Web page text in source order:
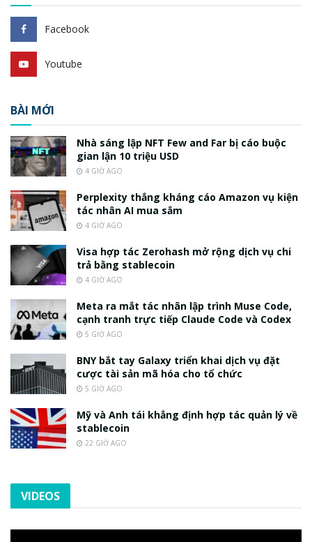
Facebook
Youtube
BÀI MỚI
Nhà sáng lập NFT Few and Far bị cáo buộc
gian lận 10 triệu USD
4 GIỜ AGO
Perplexity thắng kháng cáo Amazon vụ kiện
tác nhân AI mua sắm
4 GIỜ AGO
Visa hợp tác Zerohash mở rộng dịch vụ chi
trả bằng stablecoin
4 GIỜ AGO
Meta ra mắt tác nhân lập trình Muse Code,
cạnh tranh trực tiếp Claude Code và Codex
5 GIỜ AGO
BNY bắt tay Galaxy triển khai dịch vụ đặt
cược tài sản mã hóa cho tổ chức
5 GIỜ AGO
Mỹ và Anh tái khẳng định hợp tác quản lý về
stablecoin
22 GIỜ AGO
VIDEOS